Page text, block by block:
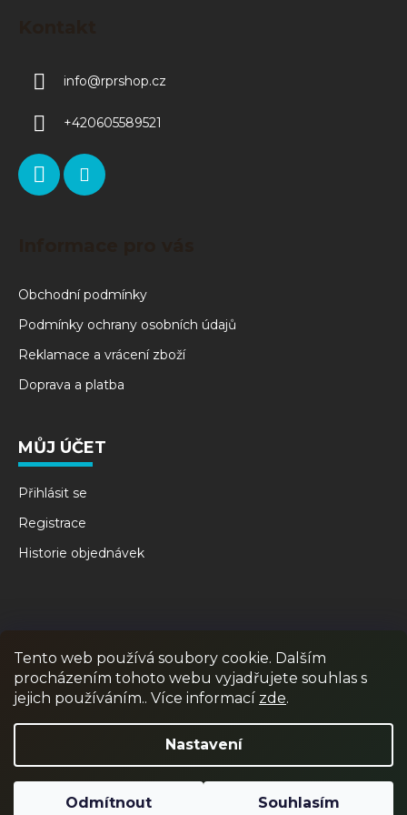
Tento web používá soubory cookie. Dalším
procházením tohoto webu vyjadřujete souhlas s
jejich používáním.. Více informací zde.
Nastavení
Odmítnout Souhlasím
info@rprshop.cz
+420605589521
Obchodní podmínky
Podmínky ochrany osobních údajů
Reklamace a vrácení zboží
Doprava a platba
MŮJ ÚČET
Přihlásit se
Registrace
Historie objednávek
PAINTBALL
Vytvořil Shoptet